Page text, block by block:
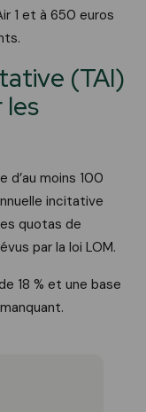
1 et à 650 euros
(TAI)
les
d’au moins 100
incitative
quotas de
par la loi LOM.
18 % et une base